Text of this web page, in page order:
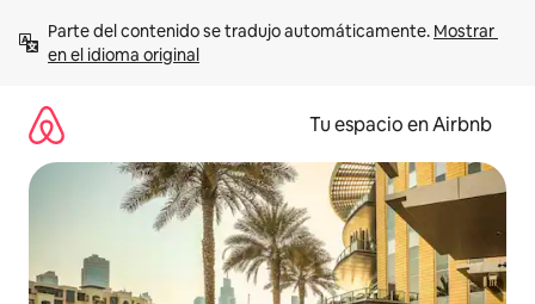
contenido
Parte del contenido se tradujo automáticamente. Mostrar
en el idioma original
Tu espacio en Airbnb